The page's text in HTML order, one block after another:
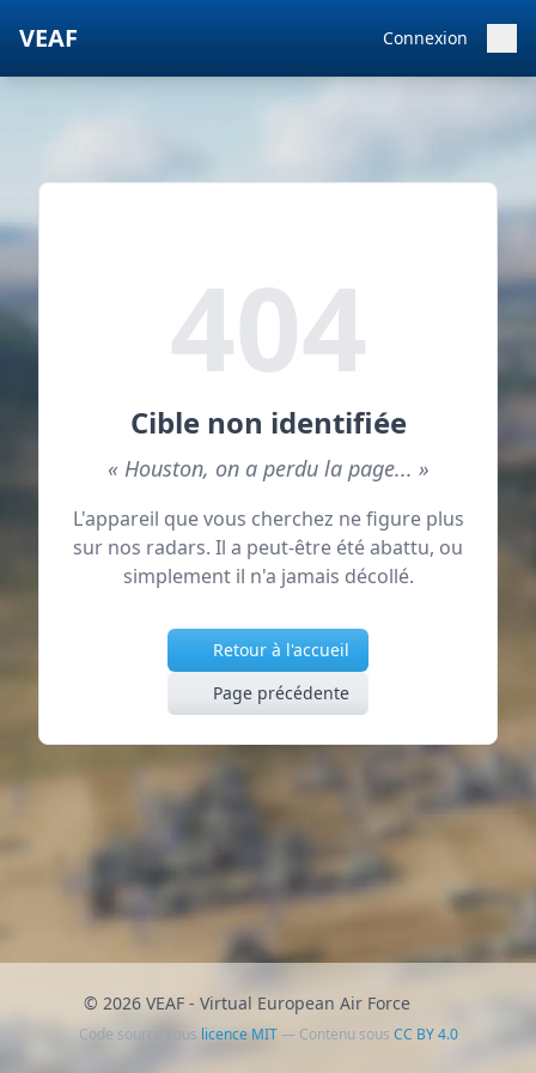
VEAF Connexion
404
Cible non identifiée
« Houston, on a perdu la page... »
L'appareil que vous cherchez ne figure plus
sur nos radars. Il a peut-être été abattu, ou
simplement il n'a jamais décollé.
Retour à l'accueil
Page précédente
© 2026 VEAF - Virtual European Air Force
Code source sous licence MIT— Contenu sous CC BY 4.0